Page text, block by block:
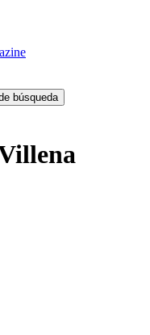
búsqueda